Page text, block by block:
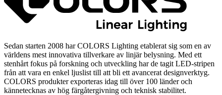
Sedan starten 2008 har COLORS Lighting etablerat sig som en av
världens mest innovativa tillverkare av linjär belysning. Med ett
stenhårt fokus på forskning och utveckling har de tagit LED-stripen
från att vara en enkel ljuslist till att bli ett avancerat designverktyg.
COLORS produkter exporteras idag till över 100 länder och
kännetecknas av hög färgåtergivning och teknisk stabilitet.